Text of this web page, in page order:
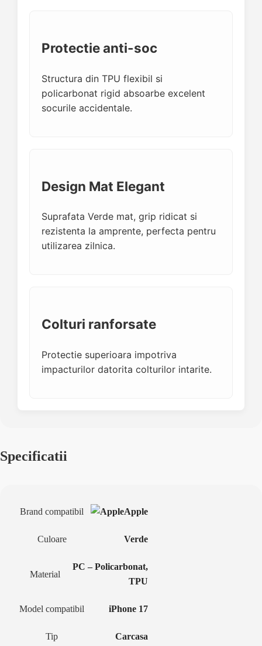
Protectie anti-soc
Structura din TPU flexibil si
policarbonat rigid absoarbe excelent
socurile accidentale.
Design Mat Elegant
Suprafata Verde mat, grip ridicat si
rezistenta la amprente, perfecta pentru
utilizarea zilnica.
Colturi ranforsate
Protectie superioara impotriva
impacturilor datorita colturilor intarite.
Specificatii
Brand compatibil Apple
Culoare Verde
Material
PC – Policarbonat,
TPU
Model compatibil iPhone 17
Tip Carcasa